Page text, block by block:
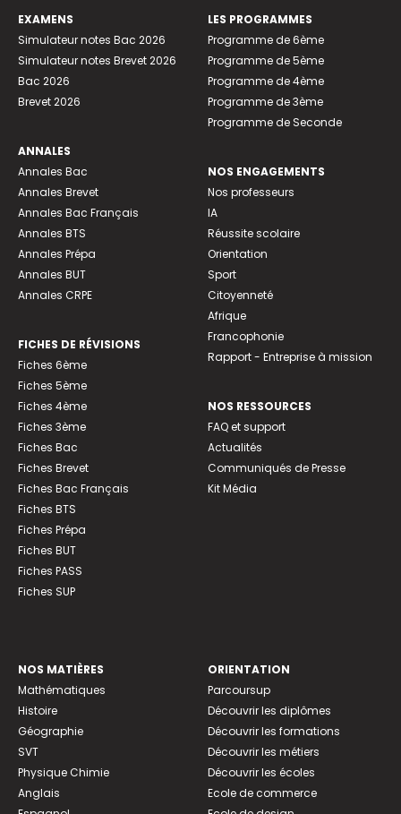
EXAMENS
Simulateur notes Bac 2026
Simulateur notes Brevet 2026
Bac 2026
Brevet 2026
ANNALES
Annales Bac
Annales Brevet
Annales Bac Français
Annales BTS
Annales Prépa
Annales BUT
Annales CRPE
FICHES DE RÉVISIONS
Fiches 6ème
Fiches 5ème
Fiches 4ème
Fiches 3ème
Fiches Bac
Fiches Brevet
Fiches Bac Français
Fiches BTS
Fiches Prépa
Fiches BUT
Fiches PASS
Fiches SUP
LES PROGRAMMES
Programme de 6ème
Programme de 5ème
Programme de 4ème
Programme de 3ème
Programme de Seconde
NOS ENGAGEMENTS
Nos professeurs
IA
Réussite scolaire
Orientation
Sport
Citoyenneté
Afrique
Francophonie
Rapport - Entreprise à mission
NOS RESSOURCES
FAQ et support
Actualités
Communiqués de Presse
Kit Média
NOS MATIÈRES
Mathématiques
Histoire
Géographie
SVT
Physique Chimie
Anglais
ORIENTATION
Parcoursup
Découvrir les diplômes
Découvrir les formations
Découvrir les métiers
Découvrir les écoles
Ecole de commerce